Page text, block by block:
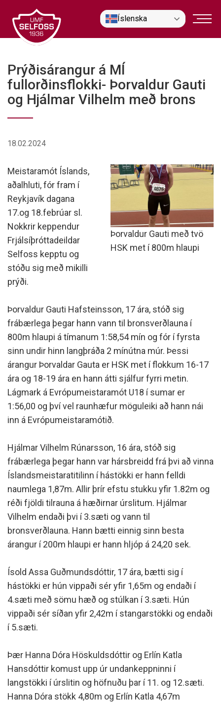
efni
Íslenska
Prýðisárangur á MÍ
fullorðinsflokki- Þorvaldur Gauti
og Hjálmar Vilhelm með brons
18.02.2024
Þorvaldur Gauti með tvö
HSK met í 800m hlaupi
Meistaramót Íslands,
aðalhluti, fór fram í
Reykjavík dagana
17.og 18.febrúar sl.
Nokkrir keppendur
Frjálsíþróttadeildar
Selfoss kepptu og
stóðu sig með mikilli
prýði.
Þorvaldur Gauti Hafsteinsson, 17 ára, stóð sig
frábærlega þegar hann vann til bronsverðlauna í
800m hlaupi á tímanum 1:58,54 mín og fór í fyrsta
sinn undir hinn langþráða 2 mínútna múr. Þessi
árangur Þorvaldar Gauta er HSK met í flokkum 16-17
ára og 18-19 ára en hann átti sjálfur fyrri metin.
Lágmark á Evrópumeistaramót U18 í sumar er
1:56,00 og því vel raunhæfur möguleiki að hann nái
inn á Evrópumeistaramótið.
Hjálmar Vilhelm Rúnarsson, 16 ára, stóð sig
frábærlega þegar hann var hársbreidd frá þvi að vinna
Íslandsmeistaratitilinn í hástökki er hann felldi
naumlega 1,87m. Allir þrír efstu stukku yfir 1.82m og
réði fjöldi tilrauna á hæðirnar úrslitum. Hjálmar
Vilhelm endaði þvi í 3.sæti og vann til
bronsverðlauna. Hann bætti einnig sinn besta
árangur í 200m hlaupi er hann hljóp á 24,20 sek.
Ísold Assa Guðmundsdóttir, 17 ára, bætti sig í
hástökki er hún vippaði sér yfir 1,65m og endaði í
4.sæti með sömu hæð og stúlkan í 3.sæti. Hún
vippaði sér síðan yfir 2,42m í stangarstökki og endaði
í 5.sæti.
Þær Hanna Dóra Höskuldsdóttir og Erlín Katla
Hansdóttir komust upp úr undankeppninni í
langstökki í úrslitin og höfnuðu þar í 11. og 12.sæti.
Hanna Dóra stökk 4,80m og Erlín Katla 4,67m